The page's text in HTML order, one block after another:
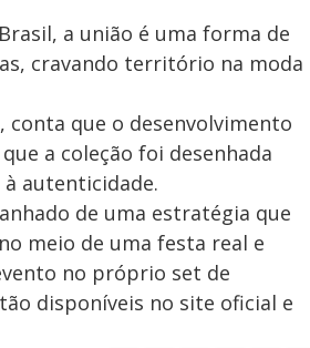
a união é uma forma de
cravando território na moda
que o desenvolvimento
a coleção foi desenhada
autenticidade.
de uma estratégia que
meio de uma festa real e
no próprio set de
disponíveis no site oficial e